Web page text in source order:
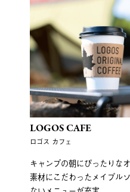
LOGOS CAFE
ロゴス カフェ
キャンプの朝にぴったりな
素材にこだわったメイプル